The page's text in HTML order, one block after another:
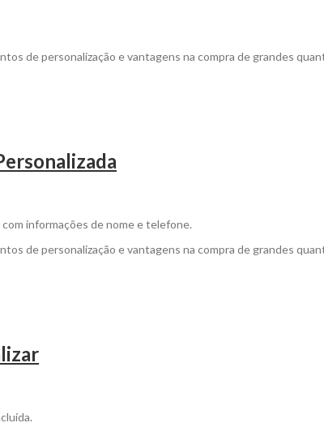
de personalização e vantagens na compra de grandes
informações de nome e telefone.
de personalização e vantagens na compra de grandes